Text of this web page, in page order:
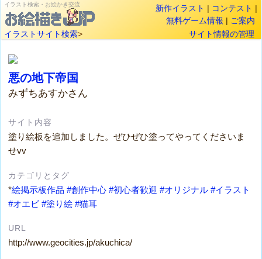
イラスト検索・お絵かき交流 新作イラスト | コンテスト |
無料ゲーム情報 | ご案内
イラストサイト検索> サイト情報の管理
悪の地下帝国
みずちあすかさん
サイト内容
塗り絵板を追加しました。ぜひぜひ塗ってやってくださいま
せvv
カテゴリとタグ
*絵掲示板作品 #創作中心 #初心者歓迎 #オリジナル #イラスト
#オエビ #塗り絵 #猫耳
URL
http://www.geocities.jp/akuchica/